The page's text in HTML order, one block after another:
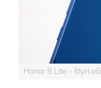
Honor 9 Lite - štyri